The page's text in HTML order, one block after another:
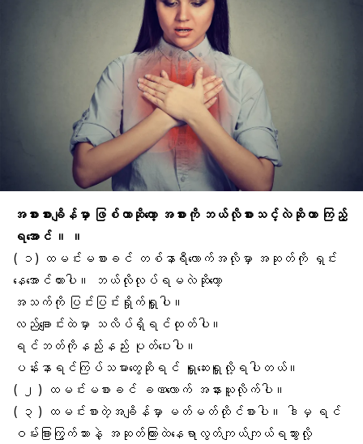
အစားစားချိန်မှာ ဖြစ်တာဆိုတော့ အစားကို ဘယ်လိုစားသင့်လဲဆိုတာ ကြည့်
ရအောင် ။ ။
( ၁) ထမင်းမစားခင် တစ်နာရီလောက်အလိုမှာ အဆုတ်ကို ရှင်း
နေအောင်ထားပါ။ ဘယ်လိုလုပ်ရမလဲဆိုတော့
အသက်ကို ပြင်းပြင်းရှိုက်ရှူပါ။
လည်ချောင် းထဲမှာ သလိပ်ရှိရင်ထုတ်ပါ။
ရင်ဘတ်ကိုနည်းနည်း ပုတ်ပေးပါ။
ပန်းနာရင်ကြပ် သမားတွေဆိုရင် ရှူဆေးရှူလို့ရပါတယ်။
( ၂ ) ထမင်းမစားခင် ခဏလောက် အနားယူလိုက်ပါ။
( ၃ ) ထမင်းစားတဲ့အချိန်မှာ မတ်မတ်ထိုင်စားပါ။ ဒါမှ ရင်
ဝမ်းခြားကြွက်သား နဲ့ အဆုတ်ကြားထဲနေရာလွတ်ကျယ်ကျယ်ရသွားလို့